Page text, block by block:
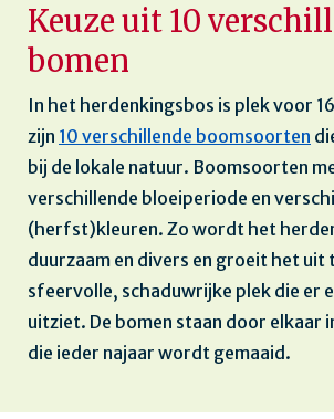
Keuze uit 10
bomen
In het herdenkingsbos is plek voor
zijn 10 verschillende boomsoorten
bij de lokale natuur. Boomsoorten
verschillende bloeiperiode en
(herfst)kleuren. Zo wordt het
duurzaam en divers en groeit het uit
sfeervolle, schaduwrijke plek die er
uitziet. De bomen staan door elkaar
die ieder najaar wordt gemaaid.